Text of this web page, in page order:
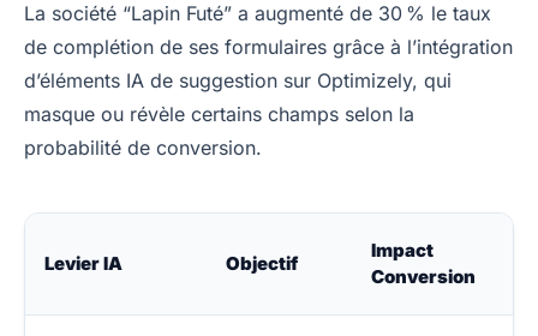
La société “Lapin Futé” a augmenté de 30 % le taux
de complétion de ses formulaires grâce à l’intégration
d’éléments IA de suggestion sur Optimizely, qui
masque ou révèle certains champs selon la
probabilité de conversion.
Levier IA Objectif
Impact
Conversion